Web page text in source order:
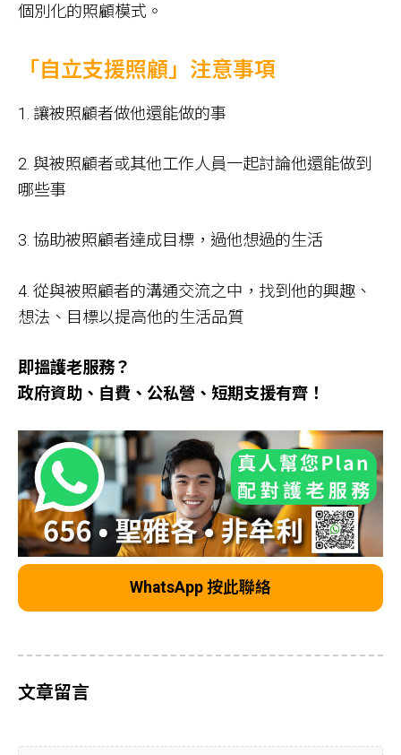
個別化的照顧模式。
「自立支援照顧」注意事項
1. 讓被照顧者做他還能做的事
2. 與被照顧者或其他工作人員一起討論他還能做到
哪些事
3. 協助被照顧者達成目標，過他想過的生活
4. 從與被照顧者的溝通交流之中，找到他的興趣、
想法、目標以提高他的生活品質
即搵護老服務？
政府資助、自費、公私營、短期支援有齊！
WhatsApp 按此聯絡
文章留言